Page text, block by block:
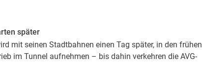
später
mit seinen Stadtbahnen einen Tag später, in den frühen
im Tunnel aufnehmen – bis dahin verkehren die AVG-